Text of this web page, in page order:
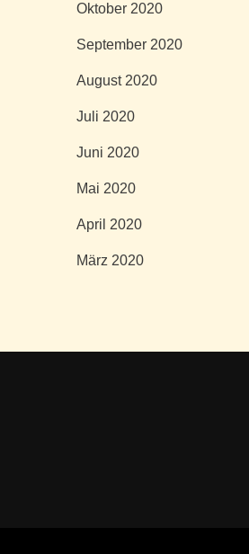
Oktober 2020
September 2020
August 2020
Juli 2020
Juni 2020
Mai 2020
April 2020
März 2020